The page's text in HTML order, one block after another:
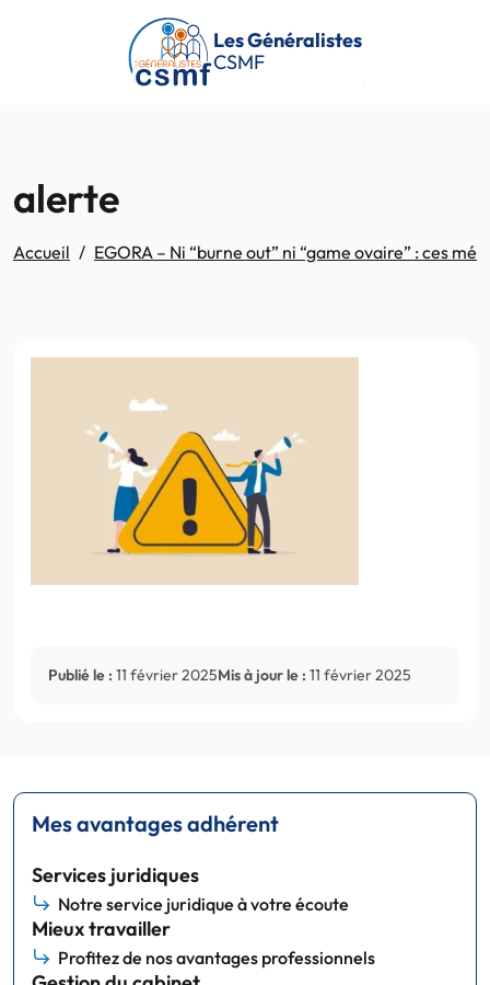
Passer au contenu principal
Les Généralistes
CSMF
alerte
Accueil EGORA – Ni “burne out” ni “game ovaire” : ces
Publié le : 11 février 2025Mis à jour le : 11 février 2025
Mes avantages adhérent
Services juridiques
Notre service juridique à votre écoute
Mieux travailler
Profitez de nos avantages professionnels